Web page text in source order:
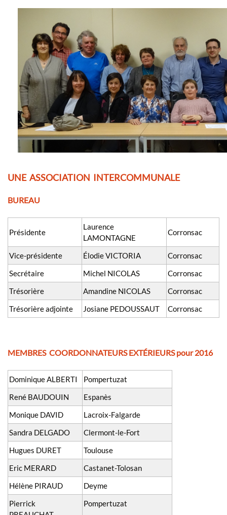
UNE ASSOCIATION INTERCOMMUNALE
BUREAU
Présidente
Laurence
LAMONTAGNE
Corronsac
Vice-présidente Élodie VICTORIA
Corronsac
Secrétaire
Michel NICOLAS
Corronsac
Trésorière
Amandine NICOLAS
Corronsac
Trésorière adjointe
Josiane PEDOUSSAUT Corronsac
MEMBRES COORDONNATEURS EXTÉRIEURS pour 2016
Dominique ALBERTI
Pompertuzat
René BAUDOUIN
Espanès
Monique DAVID
Lacroix-Falgarde
Sandra DELGADO
Clermont-le-Fort
Hugues DURET
Toulouse
Eric MERARD
Castanet-Tolosan
Hélène PIRAUD
Deyme
Pierrick
Pompertuzat